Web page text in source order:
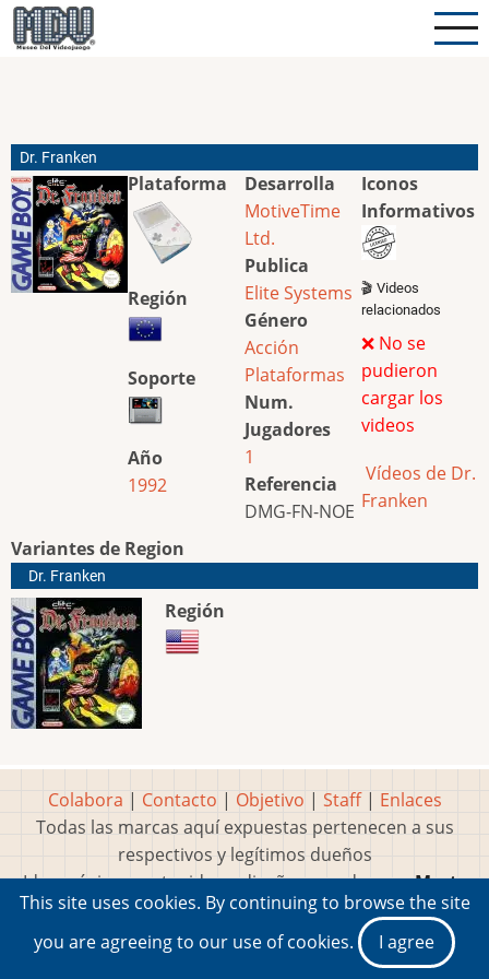
Pasar
al
Dr. Franken
Plataforma
Región
Soporte
Año
1992
Desarrolla
MotiveTime
Ltd.
Publica
Elite Systems
Género
Acción
Plataformas
Num.
Jugadores
1
Referencia
DMG-FN-NOE
Iconos
Informativos
🎬 Videos
relacionados
❌ No se
pudieron
cargar los
videos
Vídeos de Dr.
Franken
Variantes de Region
Dr. Franken
Región
Colabora | Contacto | Objetivo | Staff| Enlaces
Todas las marcas aquí expuestas pertenecen a sus
respectivos y legítimos dueños
Idea, página, contenidos y diseños creados porMarty
2001-2026 Museo del Videojuego®
This site uses cookies. By continuing to browse the site
you are agreeing to our use of cookies.
I agree